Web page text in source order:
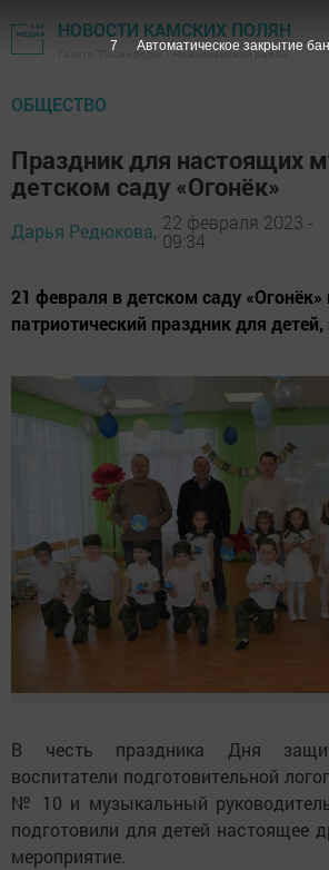
НОВОСТИ КАМСКИХ ПОЛЯН
Газета "Посинформ" - Нижнекамский район
ОБЩЕСТВО
Праздник для настоящих
детском саду «Огонёк»
Дарья Редюкова, 22 февраля 2023 -
09:34
21 февраля в детском саду
патриотический праздник для
В честь праздника Дня
воспитатели подготовительной
№ 10 и музыкальный
подготовили для детей настоящее
мероприятие.
6 Автоматическое закрытие